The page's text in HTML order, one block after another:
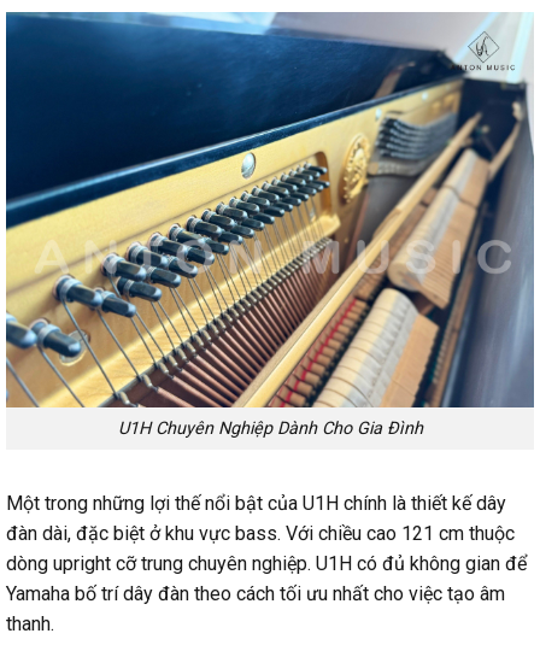
U1H Chuyên Nghiệp Dành Cho Gia Đình
Một trong những lợi thế nổi bật của U1H chính là thiết kế dây
đàn dài, đặc biệt ở khu vực bass. Với chiều cao 121 cm thuộc
dòng upright cỡ trung chuyên nghiệp. U1H có đủ không gian để
Yamaha bố trí dây đàn theo cách tối ưu nhất cho việc tạo âm
thanh.